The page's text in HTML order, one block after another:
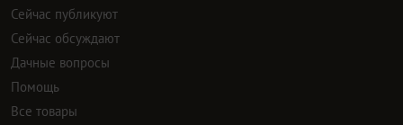
Сейчас публикуют
Сейчас обсуждают
Дачные вопросы
Помощь
Все товары